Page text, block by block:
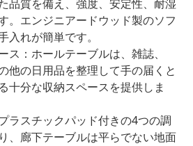
品質を備え、強度、安定性、耐湿
。エンジニアードウッド製のソフ
入れが簡単です。
ス：ホールテーブルは、雑誌、
他の日用品を整理して手の届くと
十分な収納スペースを提供しま
ラスチックパッド付きの4つの調
、廊下テーブルは平らでない地面